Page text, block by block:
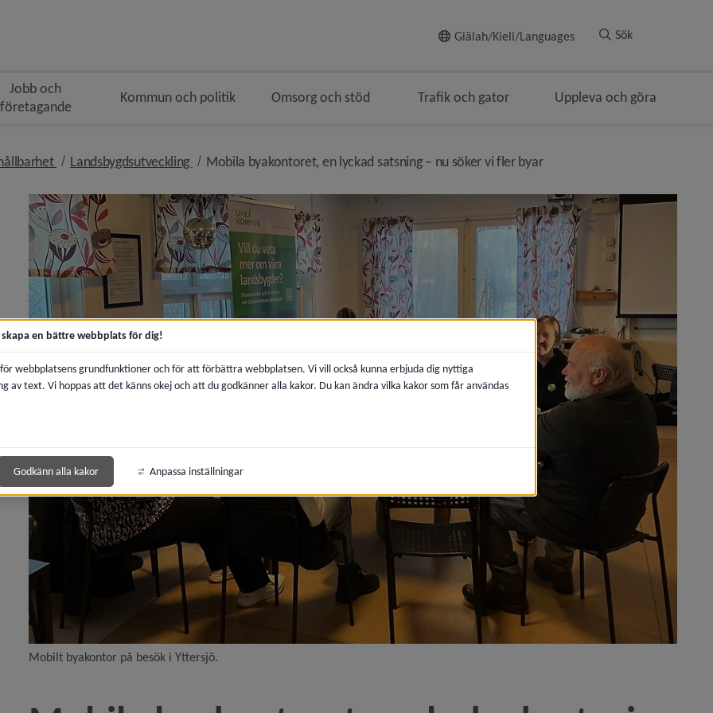
Giälah/Kieli/Languages Sök
Jobb och
företagande
Kommun och politik Omsorg och stöd Trafik och gator Uppleva och göra
nivå i brödsmulenavigeringen
Landsbygdsutveckling nivå i brödsmulenavigeringen
Mobila byakontoret, en lyckad satsning – nu söker vi fler byarnivå i brödsmulenavigeringen
Samhällsrum och nya beredskapslösningar testas på Holmön)
landsbygdsstöd inför sommaren)
kulturaktiviteter med start hösten 2026)
Tavelsjö- och Rödåbygden som testarena för framtidens transporter)
med drönare: så gick försöket på Holmön)
Kommun på årets landsbygdsriksdag)
med mobilt byakontor)
post och paket till Holmön på nytt)
Mobilt byakontor på besök i Yttersjö.
en bättre webbplats för dig!
för webbplatsens grundfunktioner och för att förbättra webbplatsen. Vi vill också kunna erbjuda dig nyttiga
av text. Vi hoppas att det känns okej och att du godkänner alla kakor. Du kan ändra vilka kakor som får användas
Godkänn alla kakor Anpassa inställningar